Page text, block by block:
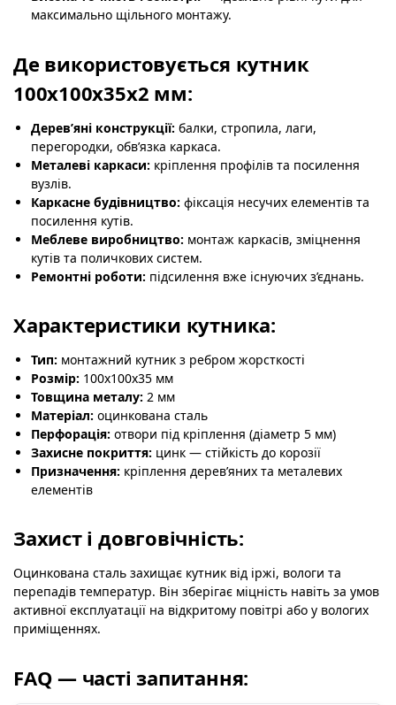
максимально щільного монтажу.
Де використовується кутник
100х100х35х2 мм:
Дерев’яні конструкції: балки, стропила, лаги,
перегородки, обв’язка каркаса.
Металеві каркаси: кріплення профілів та посилення
вузлів.
Каркасне будівництво: фіксація несучих елементів та
посилення кутів.
Меблеве виробництво: монтаж каркасів, зміцнення
кутів та поличкових систем.
Ремонтні роботи: підсилення вже існуючих з’єднань.
Характеристики кутника:
Тип: монтажний кутник з ребром жорсткості
Розмір: 100х100х35 мм
Товщина металу: 2 мм
Матеріал: оцинкована сталь
Перфорація: отвори під кріплення (діаметр 5 мм)
Захисне покриття: цинк — стійкість до корозії
Призначення: кріплення дерев’яних та металевих
елементів
Захист і довговічність:
Оцинкована сталь захищає кутник від іржі, вологи та
перепадів температур. Він зберігає міцність навіть за умов
активної експлуатації на відкритому повітрі або у вологих
приміщеннях.
FAQ — часті запитання: